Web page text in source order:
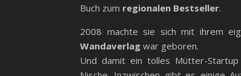
Buch zum regionalen Bestseller.
2008 machte sie sich mit ihrem
Wandaverlag war geboren.
Und damit ein tolles Mütter-